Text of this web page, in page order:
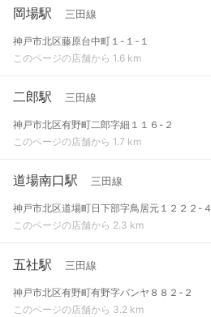
岡場駅 三田線
神戸市北区藤原台中町１-１-１
このページの店舗から 1.6 km
二郎駅 三田線
神戸市北区有野町二郎字細１１６-２
このページの店舗から 1.7 km
道場南口駅 三田線
神戸市北区道場町日下部字鳥居元１２２２-４
このページの店舗から 2.3 km
五社駅 三田線
神戸市北区有野町有野字バンヤ８８２-２
このページの店舗から 3.2 km